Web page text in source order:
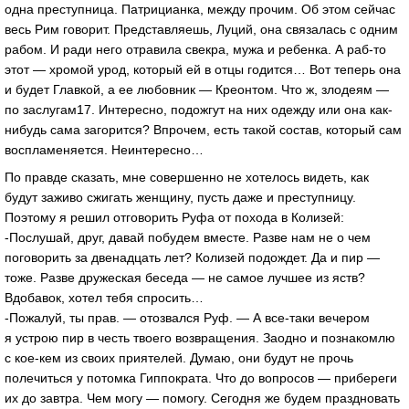
одна преступница. Патрицианка, между прочим. Об этом сейчас
весь Рим говорит. Представляешь, Луций, она связалась с одним
рабом. И ради него отравила свекра, мужа и ребенка. А раб-то
этот — хромой урод, который ей в отцы годится… Вот теперь она
и будет Главкой, а ее любовник — Креонтом. Что ж, злодеям —
по заслугам17. Интересно, подожгут на них одежду или она как-
нибудь сама загорится? Впрочем, есть такой состав, который сам
воспламеняется. Неинтересно…
По правде сказать, мне совершенно не хотелось видеть, как
будут заживо сжигать женщину, пусть даже и преступницу.
Поэтому я решил отговорить Руфа от похода в Колизей:
-Послушай, друг, давай побудем вместе. Разве нам не о чем
поговорить за двенадцать лет? Колизей подождет. Да и пир —
тоже. Разве дружеская беседа — не самое лучшее из яств?
Вдобавок, хотел тебя спросить…
-Пожалуй, ты прав. — отозвался Руф. — А все-таки вечером
я устрою пир в честь твоего возвращения. Заодно и познакомлю
с кое-кем из своих приятелей. Думаю, они будут не прочь
полечиться у потомка Гиппократа. Что до вопросов — прибереги
их до завтра. Чем могу — помогу. Сегодня же будем праздновать